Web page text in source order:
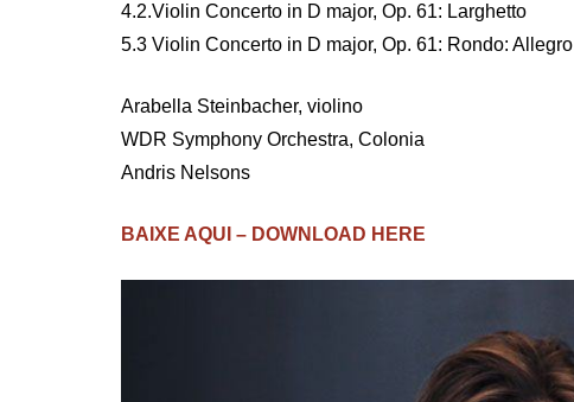
4.2.Violin Concerto in D major, Op. 61: Larghetto
5.3 Violin Concerto in D major, Op. 61: Rondo: Allegro
Arabella Steinbacher, violino
WDR Symphony Orchestra, Colonia
Andris Nelsons
BAIXE AQUI – DOWNLOAD HERE